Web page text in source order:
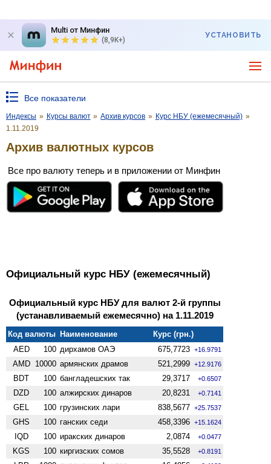
Multi от Минфин
(8,9K+)
УСТАНОВИТЬ
Все показатели
Индексы » Курсы валют » Архив курсов » Курс НБУ (ежемесячный) »
1.11.2019
Архив валютных курсов
Все про валюту теперь и в приложении от Минфин
Официальный курс НБУ (ежемесячный)
Официальный курс НБУ для валют 2-й группы
(устанавливаемый ежемесячно) на 1.11.2019
Код валюты Наименование
Курс (грн.)
AED
100 дирхамов ОАЭ 675,7723 +16.9791
AMD 10000 армянских драмов 521,2999 +12.9176
BDT 100 бангладешских так 29,3717 +0.6507
DZD 100 алжирских динаров 20,8231 +0.7141
GEL 100 грузинских лари 838,5677 +25.7537
GHS 100 ганских седи 458,3396 +15.1624
IQD 100 иракских динаров 2,0874 +0.0477
KGS 100 киргизских сомов 35,5528 +0.8191